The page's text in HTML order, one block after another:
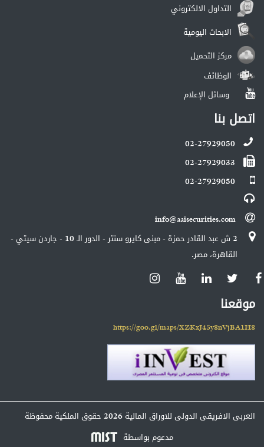
التداول الالكتروني
الابحاث اليومية
مركز التحميل
الوظائف
وسائل الإعلام
اتصل بنا
02-27929050
02-27929033
02-27929050
info@aaisecurities.com
2 ش عبد القادر حمزة - مبنى كايرو سنتر - الدور الـ 10 - جاردن سيتي -
القاهرة، مصر.
موقعنا
https://goo.gl/maps/XZKxJ45y8nVjBA1H8
العربى الافريقى الدولى للاوراق المالية 2026 حقوق الملكية محفوظة
مدعوم بواسطة